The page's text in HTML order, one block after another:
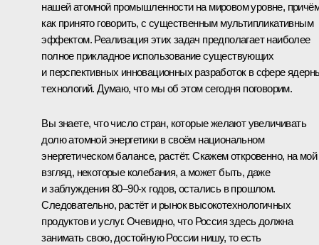
нашей атомной промышленности на мировом уровне,
как принято говорить, с существенным мультипликативным
эффектом. Реализация этих задач предполагает наиболее
полное прикладное использование существующих
и перспективных инновационных разработок в сфере
технологий. Думаю, что мы об этом сегодня поговорим.
Вы знаете, что число стран, которые желают увеличивать
долю атомной энергетики в своём национальном
энергетическом балансе, растёт. Скажем откровенно, на мой
взгляд, некоторые колебания, а может быть, даже
и заблуждения 80–90-х годов, остались в прошлом.
Следовательно, растёт и рынок высокотехнологичных
продуктов и услуг. Очевидно, что Россия здесь должна
занимать свою, достойную России нишу, то есть